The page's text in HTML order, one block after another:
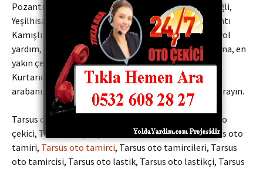
Pozantı, Akçatekir, Niğde, Kolsuz, Taşpınar, Bor, Ereğli,
Yeşilhisar Araplı il ve ilçelerine Niğde Çamardı, Pozantı
Kamışlı Oto kurtarma, oto çekici, oto kurtarıcı, oto yol
yardım, vinç, araç kurtarma, oto servis, araba kurtarma, en
yakın çekici hizmetlerini sunmaktayız. Oto Çekiciler
Kurtarıcılar Yol yardım şirketleri bize fiyat sormadan
arabanızı çektirmeyin Kaliteli ve uygun fiyatlar için arayın.
Tarsus oto Kurtarma, Tarsus oto kurtarıcı, Tarsus oto
çekici, Tarsus oto yol yardım,
Tarsus oto tamir, Tarsus oto
tamiri, Tarsus oto tamirci, Tarsus oto tamircileri, Tarsus
oto tamircisi, Tarsus oto lastik, Tarsus oto lastikçi, Tarsus